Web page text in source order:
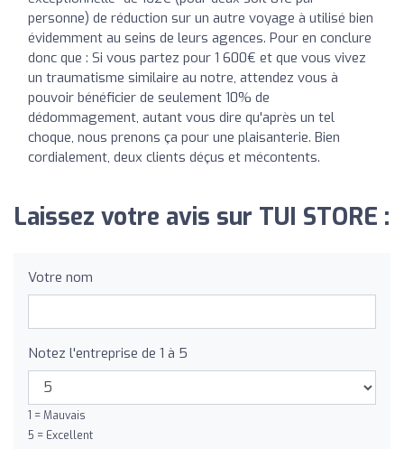
personne) de réduction sur un autre voyage à utilisé bien
évidemment au seins de leurs agences. Pour en conclure
donc que : Si vous partez pour 1 600€ et que vous vivez
un traumatisme similaire au notre, attendez vous à
pouvoir bénéficier de seulement 10% de
dédommagement, autant vous dire qu'après un tel
choque, nous prenons ça pour une plaisanterie. Bien
cordialement, deux clients déçus et mécontents.
Laissez votre avis sur TUI STORE :
Votre nom
Notez l'entreprise de 1 à 5
1 = Mauvais
5 = Excellent